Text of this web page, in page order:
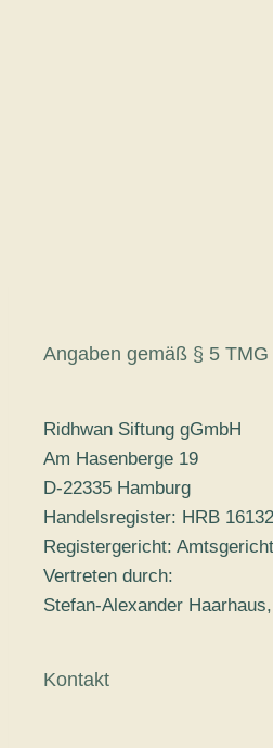
Angaben gemäß § 5 TMG
Ridhwan Siftung gGmbH
Am Hasenberge 19
D-22335 Hamburg
Handelsregister: HRB
Registergericht:
Vertreten durch:
Stefan-Alexander
Kontakt